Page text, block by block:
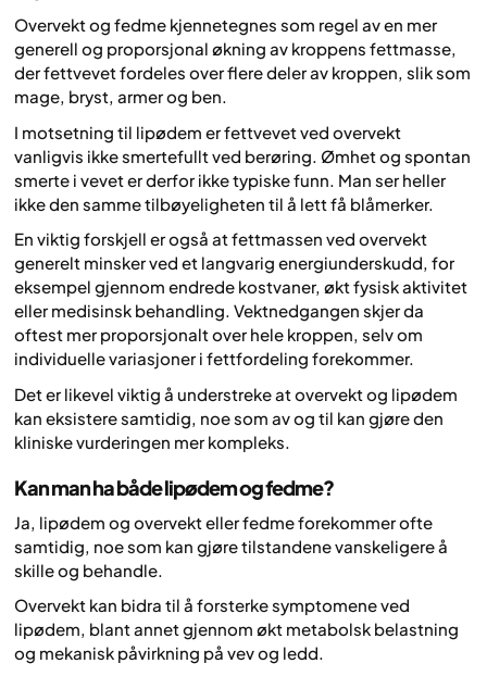
Overvekt og fedme kjennetegnes som regel av en mer
generell og proporsjonal økning av kroppens fettmasse,
der fettvevet fordeles over flere deler av kroppen, slik som
mage, bryst, armer og ben.
I motsetning til lipødem er fettvevet ved overvekt
vanligvis ikke smertefullt ved berøring. Ømhet og spontan
smerte i vevet er derfor ikke typiske funn. Man ser heller
ikke den samme tilbøyeligheten til å lett få blåmerker.
En viktig forskjell er også at fettmassen ved overvekt
generelt minsker ved et langvarig energiunderskudd, for
eksempel gjennom endrede kostvaner, økt fysisk aktivitet
eller medisinsk behandling. Vektnedgangen skjer da
oftest mer proporsjonalt over hele kroppen, selv om
individuelle variasjoner i fettfordeling forekommer.
Det er likevel viktig å understreke at overvekt og lipødem
kan eksistere samtidig, noe som av og til kan gjøre den
kliniske vurderingen mer kompleks.
Kan man ha både lipødem og fedme?
Ja, lipødem og overvekt eller fedme forekommer ofte
samtidig, noe som kan gjøre tilstandene vanskeligere å
skille og behandle.
Overvekt kan bidra til å forsterke symptomene ved
lipødem, blant annet gjennom økt metabolsk belastning
og mekanisk påvirkning på vev og ledd.